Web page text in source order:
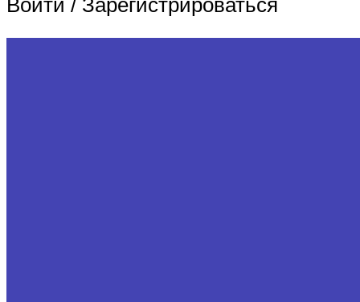
Войти / Зарегистрироваться